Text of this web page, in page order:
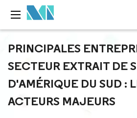
PRINCIPALES
SECTEUR EXTRAIT DE
D'AMÉRIQUE DU SUD :
ACTEURS MAJEURS